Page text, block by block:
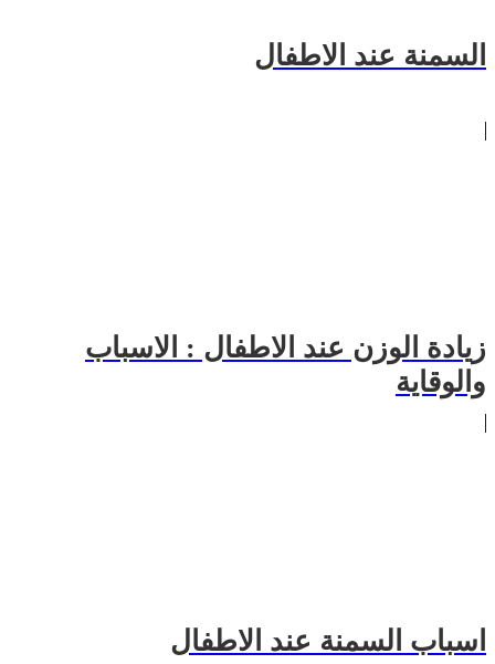
السمنة عند الاطفال
زيادة الوزن عند الاطفال : الاسباب
والوقاية
اسباب السمنة عند الاطفال